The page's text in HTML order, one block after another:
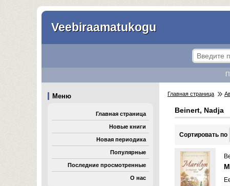
Veebiraamatukogu
Меню
Главная страница
Новые книги
Новая периодика
Популярные
Последние просмотренные
О нас
Главная страница
Beinert, Nadja
Cортировать по